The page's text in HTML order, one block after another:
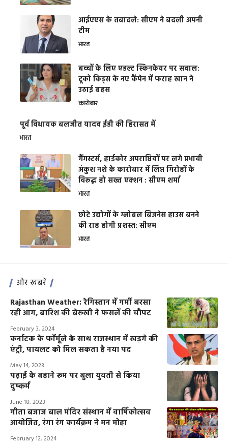
आईएएस के तबादले: सीएम ने बदली अपनी
टीम
भारत
बच्चों के लिए एडल्ट स्किनकेयर पर सवाल:
टूको किड्स के नए कैंपेन में फराह खान ने
उठाई बहस
कारोबार
पूर्व विधायक बलजीत यादव ईडी की हिरासत में
भारत
गैंगस्टर्स, हार्डकोर अपराधियों पर लगे प्रभावी
अंकुश नशे के कारोबार में लिप्त गिरोहों के
विरूद्ध हो सख्त एक्शन : सीएम शर्मा
भारत
छोटे उद्योगों के ग्लोबल बिजनेस हाउस बनने
की राह होगी प्रशस्त: सीएम
भारत
और खबरें
Rajasthan Weather: रेगिस्तान में गर्मी बरसा
रही आग, बारिश की बेरूखी ने फसलें की चौपट
February 3, 2024
कर्नाटक के फॉर्मूले के साथ राजस्थान में खड़गे की
एंट्री, पायलट को मिल सकता है नया पद
May 14, 2023
पढ़ाई के बहाने रूम पर बुला युवती से किया
दुष्कर्म
June 18, 2023
गीता बजाज बाल मंदिर संस्थान में वार्षिकोत्सव
आयोजित, रंगा रंग कार्यक्रम ने मन मोहा
February 12, 2024